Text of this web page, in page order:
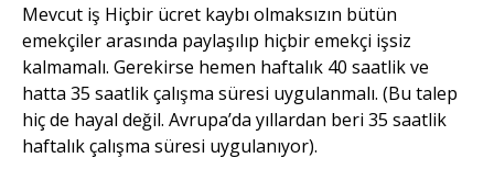
Mevcut iş Hiçbir ücret kaybı olmaksızın bütün
emekçiler arasında paylaşılıp hiçbir emekçi işsiz
kalmamalı. Gerekirse hemen haftalık 40 saatlik ve
hatta 35 saatlik çalışma süresi uygulanmalı. (Bu talep
hiç de hayal değil. Avrupa’da yıllardan beri 35 saatlik
haftalık çalışma süresi uygulanıyor).